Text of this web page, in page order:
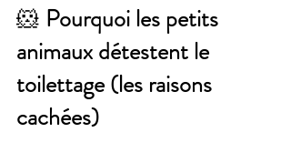
🐹 Pourquoi les petits
animaux détestent le
toilettage (les raisons
cachées)